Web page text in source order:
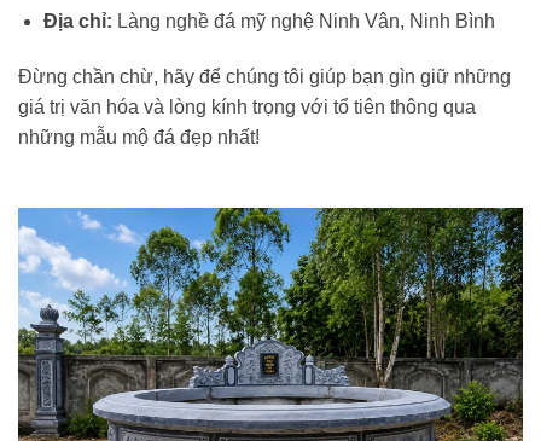
Địa chỉ: Làng nghề đá mỹ nghệ Ninh Vân, Ninh Bình
Đừng chần chừ, hãy để chúng tôi giúp bạn gìn giữ những
giá trị văn hóa và lòng kính trọng với tổ tiên thông qua
những mẫu mộ đá đẹp nhất!